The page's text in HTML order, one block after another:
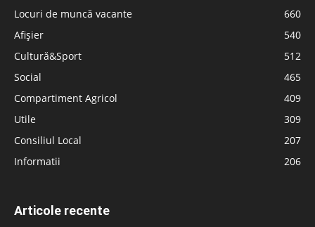
Locuri de muncă vacante
660
Afișier
540
Cultură&Sport
512
Social
465
Compartiment Agricol
409
Utile
309
Consiliul Local
207
Informatii
206
Articole recente